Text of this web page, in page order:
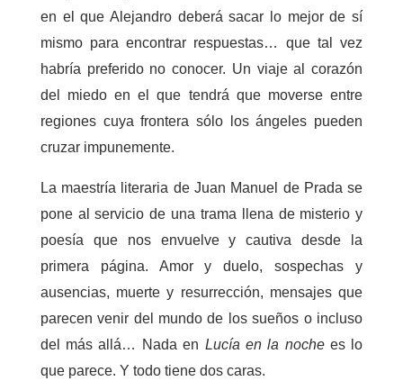
en el que Alejandro deberá sacar lo mejor de sí
mismo para encontrar respuestas… que tal vez
habría preferido no conocer. Un viaje al corazón
del miedo en el que tendrá que moverse entre
regiones cuya frontera sólo los ángeles pueden
cruzar impunemente.
La maestría literaria de Juan Manuel de Prada se
pone al servicio de una trama llena de misterio y
poesía que nos envuelve y cautiva desde la
primera página. Amor y duelo, sospechas y
ausencias, muerte y resurrección, mensajes que
parecen venir del mundo de los sueños o incluso
del más allá… Nada en Lucía en la nochees lo
que parece. Y todo tiene dos caras.